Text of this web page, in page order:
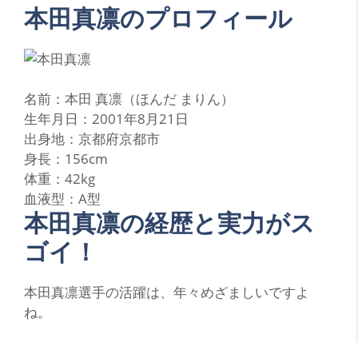
本田真凛のプロフィール
名前：本田 真凛（ほんだ まりん）
生年月日：2001年8月21日
出身地：京都府京都市
身長：156cm
体重：42kg
血液型：A型
本田真凛の経歴と実力がス
ゴイ！
本田真凛選手の活躍は、年々めざましいですよ
ね。